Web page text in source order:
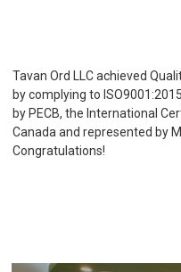
Tavan Ord LLC achieved
by complying to
by PECB, the International
Canada and represented by
Congratulations!